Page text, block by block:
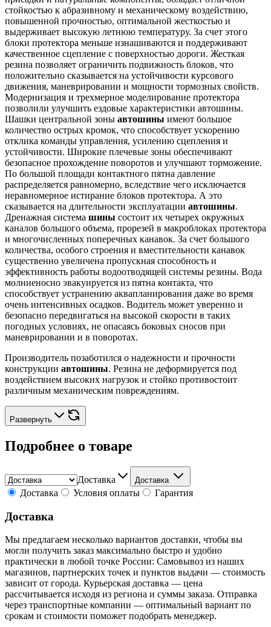
стойкостью к абразивному и механическому воздействию,
повышенной прочностью, оптимальной жесткостью и
выдерживает высокую летнюю температуру. За счет этого
блоки протектора меньше изнашиваются и поддерживают
качественное сцепление с поверхностью дороги. Жесткая
резина позволяет ограничить подвижность блоков, что
положительно сказывается на устойчивости курсового
движения, маневрировании и мощности тормозных свойств.
Модернизация и трехмерное моделирование протектора
позволили улучшить ездовые характеристики автошины.
Шашки центральной зоны автошины имеют большое
количество острых кромок, что способствует ускорению
отклика команды управления, усилению сцепления и
устойчивости. Широкие плечевые зоны обеспечивают
безопасное прохождение поворотов и улучшают торможение.
По большой площади контактного пятна давление
распределяется равномерно, вследствие чего исключается
неравномерное истирание блоков протектора. А это
сказывается на длительности эксплуатации автошины.
Дренажная система шины состоит их четырех окружных
каналов большого объема, прорезей в макроблоках протектора
и многочисленных поперечных канавок. За счет большого
количества, особого строения и вместительности канавок
существенно увеличена пропускная способность и
эффективность работы водоотводящей системы резины. Вода
молниеносно эвакуируется из пятна контакта, что
способствует устранению аквапланирования даже во время
очень интенсивных осадков. Водитель может уверенно и
безопасно передвигаться на высокой скорости в таких
погодных условиях, не опасаясь боковых сносов при
маневрировании и в поворотах.
Производитель позаботился о надежности и прочности
конструкции автошины. Резина не деформируется под
воздействием высоких нагрузок и стойко противостоит
различным механическим повреждениям.
Развернуть
Подробнее о товаре
Доставка Доставка
Доставка Условия оплаты Гарантия
Доставка
Мы предлагаем несколько вариантов доставки, чтобы вы
могли получить заказ максимально быстро и удобно
практически в любой точке России: Самовывоз из наших
магазинов, партнерских точек и пунктов выдачи — стоимость
зависит от города. Курьерская доставка — цена
рассчитывается исходя из региона и суммы заказа. Отправка
через транспортные компании — оптимальный вариант по
срокам и стоимости поможет подобрать менеджер.